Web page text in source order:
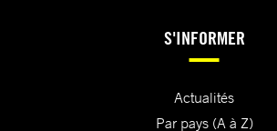
S'INFORMER
Actualités
Par pays (A à Z)